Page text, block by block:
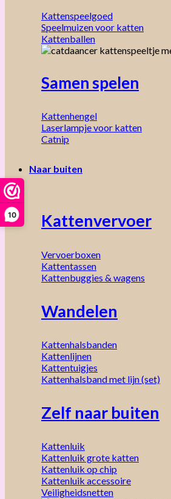
10
Kattenspeelgoed
Speelmuizen voor katten
Kattenballen
Samen spelen
Kattenhengel
Laserlampje voor katten
Catnip
Naar buiten
Kattenvervoer
Vervoerboxen
Kattentassen
Kattenbuggies & wagens
Wandelen
Kattenhalsbanden
Kattenlijnen
Kattentuigjes
Kattenhalsband met lijn (set)
Zelf naar buiten
Kattenluik
Kattenluik grote katten
Kattenluik op chip
Kattenluik accessoire
Veiligheidsnetten